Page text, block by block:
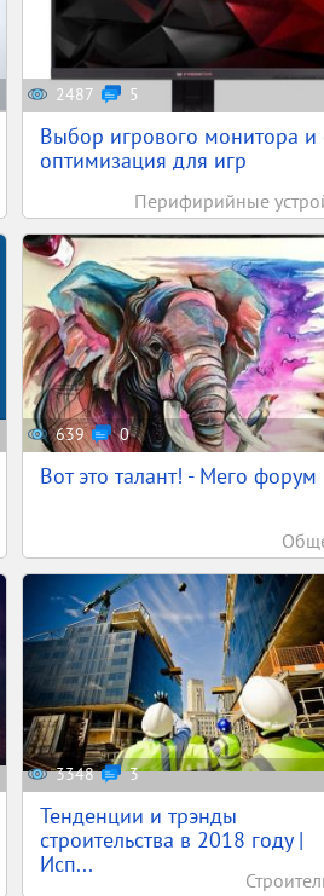
2487 5
Выбор игрового монитора и
оптимизация для игр
Перифирийные
639 0
Вот это талант! - Мего форум
3348 3
Тенденции и трэнды
строительства в 2018 году |
Исп...